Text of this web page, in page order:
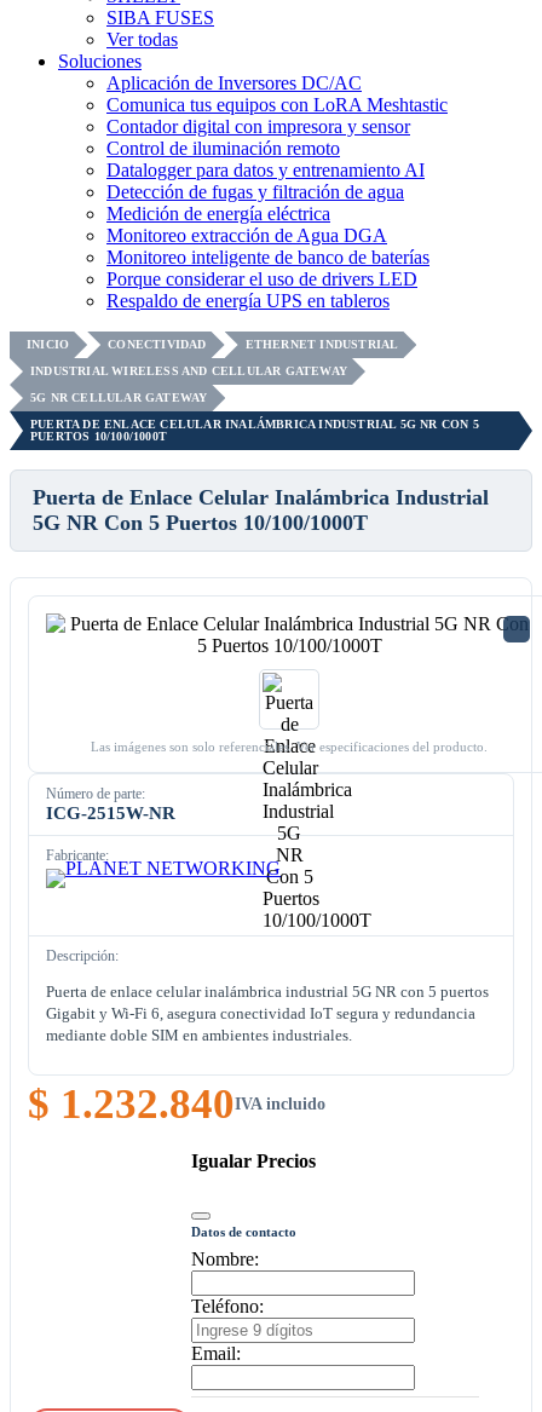
SIBA FUSES
Ver todas
Soluciones
Aplicación de Inversores DC/AC
Comunica tus equipos con LoRA Meshtastic
Contador digital con impresora y sensor
Control de iluminación remoto
Datalogger para datos y entrenamiento AI
Detección de fugas y filtración de agua
Medición de energía eléctrica
Monitoreo extracción de Agua DGA
Monitoreo inteligente de banco de baterías
Porque considerar el uso de drivers LED
Respaldo de energía UPS en tableros
INICIO CONECTIVIDAD
ETHERNET INDUSTRIAL
INDUSTRIAL WIRELESS AND CELLULAR GATEWAY
5G NR CELLULAR GATEWAY
PUERTA DE ENLACE CELULAR INALÁMBRICA INDUSTRIAL 5G NR CON 5
PUERTOS 10/100/1000T
Puerta de Enlace Celular Inalámbrica Industrial
5G NR Con 5 Puertos 10/100/1000T
Las imágenes son solo referenciales. Ver especificaciones del producto.
Número de parte:
ICG-2515W-NR
Fabricante:
Descripción:
Puerta de enlace celular inalámbrica industrial 5G NR con 5 puertos
Gigabit y Wi-Fi 6, asegura conectividad IoT segura y redundancia
mediante doble SIM en ambientes industriales.
$ 1.232.840IVA incluido
Igualar Precios
Datos de contacto
Nombre:
Teléfono:
Email: